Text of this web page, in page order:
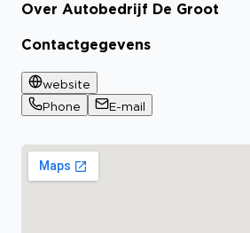
Bekijk certificaat
Over Autobedrijf De Groot
Contactgegevens
website
Phone
E-mail